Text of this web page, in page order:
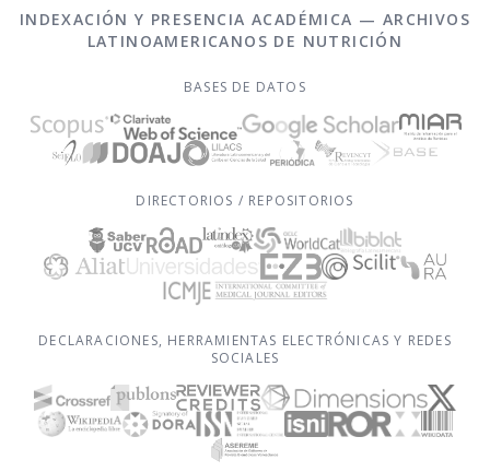
INDEXACIÓN Y PRESENCIA ACADÉMICA — ARCHIVOS
LATINOAMERICANOS DE NUTRICIÓN
BASES DE DATOS
DIRECTORIOS / REPOSITORIOS
DECLARACIONES, HERRAMIENTAS ELECTRÓNICAS Y REDES
SOCIALES